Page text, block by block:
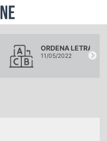
ORDENA LETRAS
11/05/2022